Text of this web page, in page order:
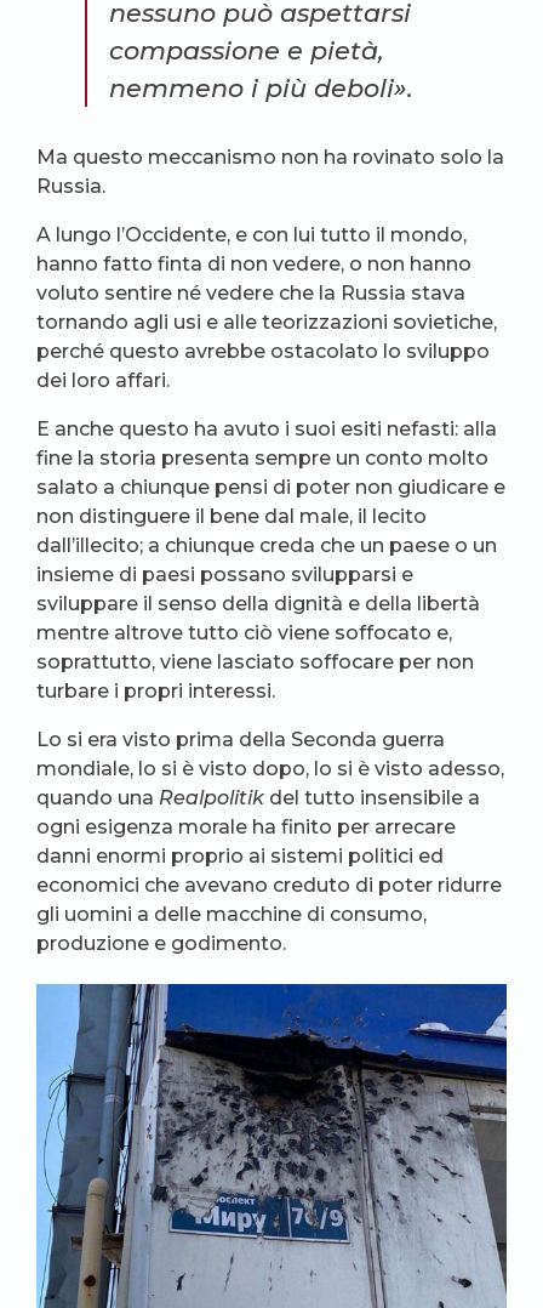
nessuno può aspettarsi
compassione e pietà,
nemmeno i più deboli».
Ma questo meccanismo non ha rovinato solo la
Russia.
A lungo l’Occidente, e con lui tutto il mondo,
hanno fatto finta di non vedere, o non hanno
voluto sentire né vedere che la Russia stava
tornando agli usi e alle teorizzazioni sovietiche,
perché questo avrebbe ostacolato lo sviluppo
dei loro affari.
E anche questo ha avuto i suoi esiti nefasti: alla
fine la storia presenta sempre un conto molto
salato a chiunque pensi di poter non giudicare e
non distinguere il bene dal male, il lecito
dall’illecito; a chiunque creda che un paese o un
insieme di paesi possano svilupparsi e
sviluppare il senso della dignità e della libertà
mentre altrove tutto ciò viene soffocato e,
soprattutto, viene lasciato soffocare per non
turbare i propri interessi.
Lo si era visto prima della Seconda guerra
mondiale, lo si è visto dopo, lo si è visto adesso,
quando una Realpolitik del tutto insensibile a
ogni esigenza morale ha finito per arrecare
danni enormi proprio ai sistemi politici ed
economici che avevano creduto di poter ridurre
gli uomini a delle macchine di consumo,
produzione e godimento.